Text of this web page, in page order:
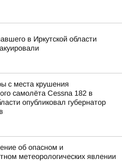
в Иркутской области
с места крушения
самолёта Cessna 182 в
опубликовал губернатор
об опасном и
метеорологических явлении